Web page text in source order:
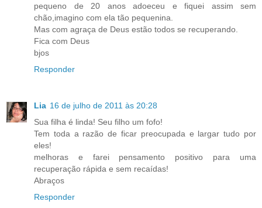
pequeno de 20 anos adoeceu e fiquei assim sem
chão,imagino com ela tão pequenina.
Mas com agraça de Deus estão todos se recuperando.
Fica com Deus
bjos
Responder
Lia 16 de julho de 2011 às 20:28
Sua filha é linda! Seu filho um fofo!
Tem toda a razão de ficar preocupada e largar tudo por
eles!
melhoras e farei pensamento positivo para uma
recuperação rápida e sem recaídas!
Abraços
Responder